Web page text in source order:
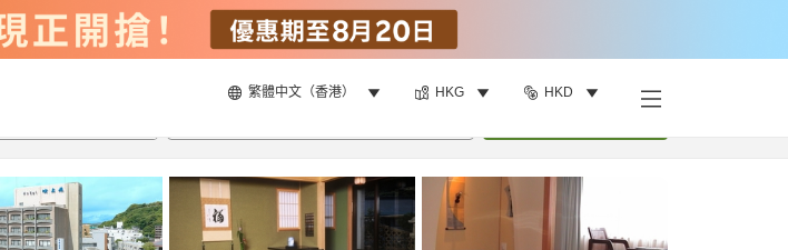
繁體中文（香港） HKG HKD